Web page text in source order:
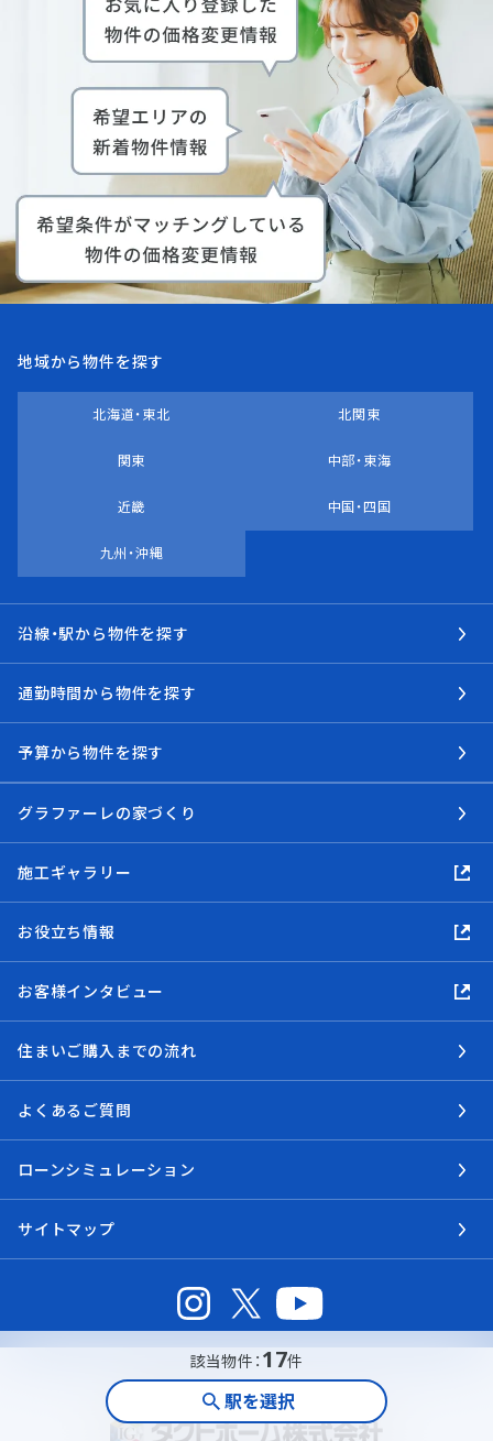
該当物件： 17件
駅を選択
地域から物件を探す
北海道・東北 北関東
関東 中部・東海
近畿 中国・四国
九州・沖縄
沿線・駅から物件を探す
通勤時間から物件を探す
予算から物件を探す
グラファーレの家づくり
施工ギャラリー
お役立ち情報
お客様インタビュー
住まいご購入までの流れ
よくあるご質問
ローンシミュレーション
サイトマップ